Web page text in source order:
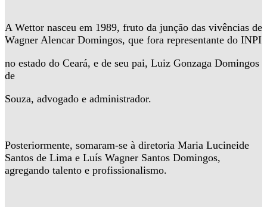
A Wettor nasceu em 1989, fruto da junção das vivências de
Wagner Alencar Domingos, que fora representante do INPI
no estado do Ceará, e de seu pai, Luiz Gonzaga Domingos
de
Souza, advogado e administrador.
Posteriormente, somaram-se à diretoria Maria Lucineide
Santos de Lima e Luís Wagner Santos Domingos,
agregando talento e profissionalismo.